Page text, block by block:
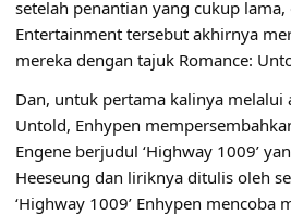
setelah penantian yang cukup
Entertainment tersebut akhirnya
mereka dengan tajuk Romance:
Dan, untuk pertama kalinya melalui
Untold, Enhypen
Engene berjudul ‘Highway 1009’
Heeseung dan liriknya ditulis oleh
‘Highway 1009’ Enhypen mencoba